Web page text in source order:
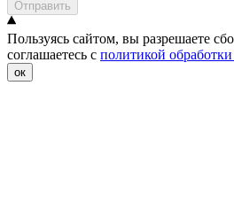
Отправить
Пользуясь сайтом, вы разрешаете
соглашаетесь с политикой
ок